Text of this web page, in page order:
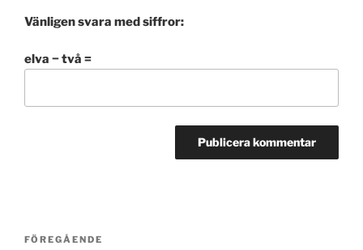
Vänligen svara med siffror:
elva − två =
Inläggsnavigering
Föregående
FÖREGÅENDE